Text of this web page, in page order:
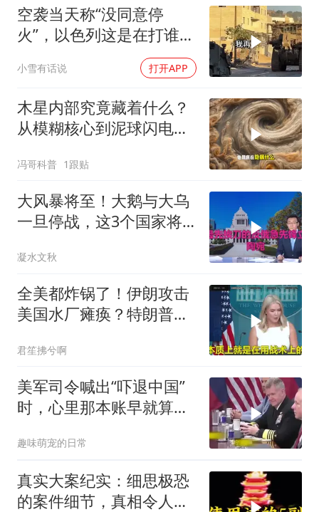
空袭当天称“没同意停
火”，以色列这是在打谁的
小雪有话说 打开APP
木星内部究竟藏着什么？
从模糊核心到泥球闪电，
冯哥科普 1跟贴
大风暴将至！大鹅与大乌
一旦停战，这3个国家将
凝水文秋
全美都炸锅了！伊朗攻击
美国水厂瘫痪？特朗普却
君笙拂兮啊
美军司令喊出“吓退中国”
时，心里那本账早就算清
趣味萌宠的日常
真实大案纪实：细思极恐
的案件细节，真相令人脊